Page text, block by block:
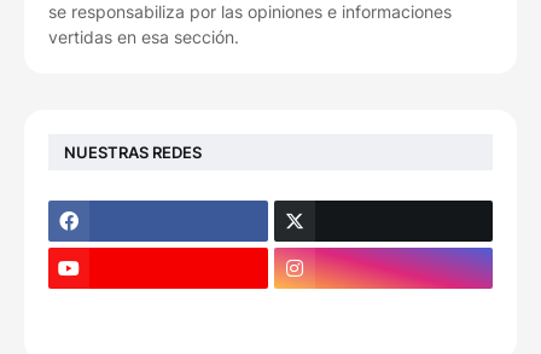
se responsabiliza por las opiniones e informaciones
vertidas en esa sección.
NUESTRAS REDES